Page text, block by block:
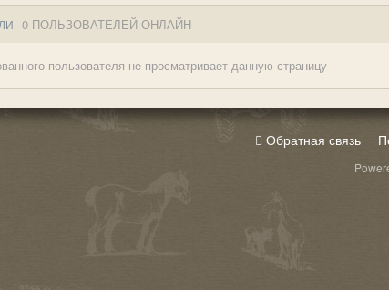
0 ПОЛЬЗОВАТЕЛЕЙ ОНЛАЙН
пользователя не просматривает данную страницу
Обратная связь